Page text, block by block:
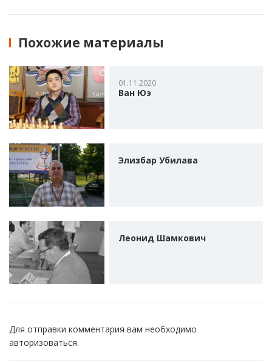
Похожие материалы
01.11.2020
Ван Юэ
Элизбар Убилава
Леонид Шамкович
Для отправки комментария вам необходимо
авторизоваться.